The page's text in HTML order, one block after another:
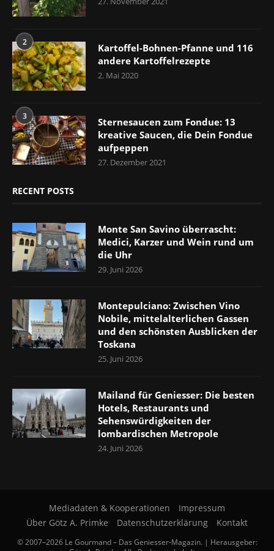
2
Kartoffel-Bohnen-Pfanne und 116
andere Kartoffelrezepte
2. Mai 2020
3
Sternesaucen zum Fondue: 13
kreative Saucen, die Dein Fondue
aufpeppen
27. Dezember 2021
RECENT POSTS
Monte San Savino überrascht:
Medici, Karzer und Wein rund um
die Uhr
29. Juni 2026
Montepulciano: Zwischen Vino
Nobile, mittelalterlichen Gassen
und den schönsten Ausblicken der
Toskana
25. Juni 2026
Mailand für Geniesser: Die besten
Hotels, Restaurants und
Sehenswürdigkeiten der
lombardischen Metropole
24. Juni 2026
Mediadaten & Kooperationen
Impressum
Über Götz A. Primke
Datenschutzerklärung Kontakt
© 2007–2026 Le Gourmand – Das Geniesser-Magazin. | Herausgeber: